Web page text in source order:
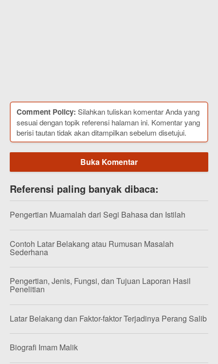
Comment Policy: Silahkan tuliskan komentar Anda yang
sesuai dengan topik referensi halaman ini. Komentar yang
berisi tautan tidak akan ditampilkan sebelum disetujui.
Buka Komentar
Referensi paling banyak dibaca:
Pengertian Muamalah dari Segi Bahasa dan Istilah
Contoh Latar Belakang atau Rumusan Masalah
Sederhana
Pengertian, Jenis, Fungsi, dan Tujuan Laporan Hasil
Penelitian
Latar Belakang dan Faktor-faktor Terjadinya Perang Salib
Biografi Imam Malik